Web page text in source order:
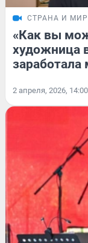
СТРАНА И МИР
«Как вы
художница
2 апреля, 2026, 14:00